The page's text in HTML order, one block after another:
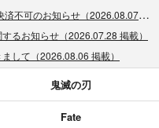
可のお知らせ（2026.08.07 掲載）
るお知らせ（2026.07.28 掲載）
して（2026.08.06 掲載）
用再開のお知らせ（2026.02.05 掲載）
鬼滅の刃
Fate